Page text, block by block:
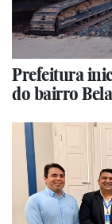
Prefeitura
do bairro